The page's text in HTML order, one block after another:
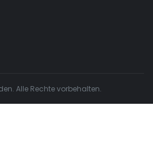
Alle Rechte vorbehalten.